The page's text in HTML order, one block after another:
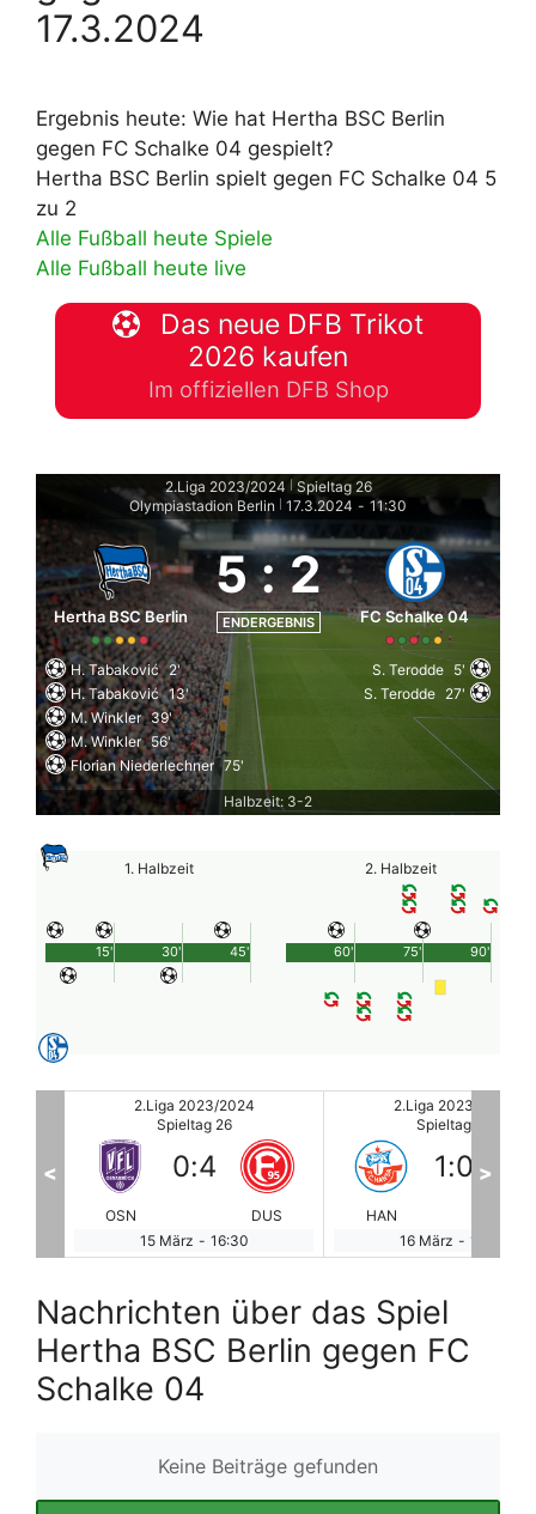
17.3.2024
Ergebnis heute: Wie hat Hertha BSC Berlin
gegen FC Schalke 04 gespielt?
Hertha BSC Berlin spielt gegen FC Schalke 04 5
zu 2
Alle Fußball heute Spiele
Alle Fußball heute live
Das neue DFB Trikot
2026 kaufen
Im offiziellen DFB Shop
2.Liga 2023/2024
Spieltag 26
Olympiastadion Berlin 17.3.2024 - 11:30
Hertha BSC Berlin
5 : 2
ENDERGEBNIS FC Schalke 04
H. Tabaković 2'
H. Tabaković 13'
M. Winkler 39'
M. Winkler 56'
Florian Niederlechner 75'
S. Terodde 5'
S. Terodde 27'
Halbzeit: 3-2
1. Halbzeit
45'
15' 30'
2. Halbzeit
90'
60' 75'
2.Liga 2023/2024
Spieltag 26
HAN
1:0
GRE
16 März - 11:00
2.Liga 2023/2024
Spieltag 26
NUR
0:2
16 März - 11:00
< >
Nachrichten über das Spiel
Hertha BSC Berlin gegen FC
Schalke 04
Keine Beiträge gefunden